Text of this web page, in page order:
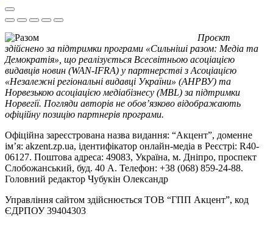
Проєкт
здійснено за підтримки програми «Сильніші разом: Медіа та
Демократія», що реалізується Всесвітньою асоціацією
видавців новин (WAN-IFRA) у партнерстві з Асоціацією
«Незалежні регіональні видавці України» (АНРВУ) та
Норвезькою асоціацією медіабізнесу (MBL) за підтримки
Норвегії. Погляди авторів не обов’язково відображають
офіційну позицію партнерів програми.
Офіційна зареєстрована назва видання: “Акцент”, доменне
ім’я: akzent.zp.ua, ідентифікатор онлайн-медіа в Реєстрі: R40-
06127. Поштова адреса: 49083, Україна, м. Дніпро, проспект
Слобожанський, буд. 40 А. Телефон: +38 (068) 859-24-88.
Головний редактор Чубукін Олександр
Управління сайтом здійснюється ТОВ “ГПП Акцент”, код
ЄДРПОУ 39404303